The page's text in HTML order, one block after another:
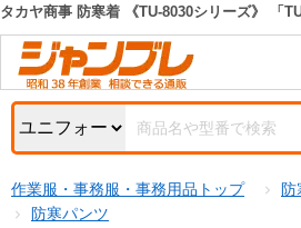
カテゴリー一覧
お知らせ
特集・キャンペーン一覧
初めての方へ
キーワード検索
検索条件
タカヤ商事 防寒着 《TU-8030シリーズ》 「
作業服・事務服・事務用品トップ
防
防寒パンツ